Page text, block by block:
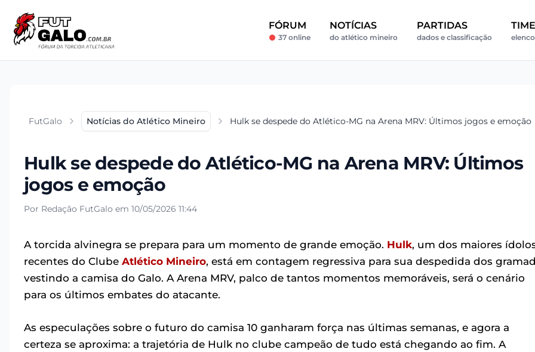
FÓRUM
37 online
NOTÍCIAS
do atlético mineiro
PARTIDAS
dados e classificação
FutGalo Notícias do Atlético Mineiro Hulk se despede do Atlético-MG na Arena MRV: Últimos jogos e emoção
Hulk se despede do Atlético-MG na Arena MRV: Últimos
jogos e emoção
Por Redação FutGalo em 10/05/2026 11:44
A torcida alvinegra se prepara para um momento de grande emoção. Hulk, um dos maiores
recentes do Clube Atlético Mineiro, está em contagem regressiva para sua despedida dos
vestindo a camisa do Galo. A Arena MRV, palco de tantos momentos memoráveis, será o cenário
para os últimos embates do atacante.
As especulações sobre o futuro do camisa 10 ganharam força nas últimas semanas, e agora a
certeza se aproxima: a trajetória de Hulk no clube campeão de tudo está chegando ao fim. A